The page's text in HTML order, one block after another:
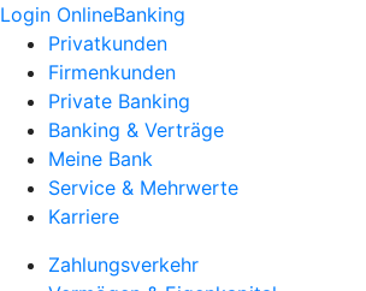
Login OnlineBanking
Privatkunden
Firmenkunden
Private Banking
Banking & Verträge
Meine Bank
Service & Mehrwerte
Karriere
Zahlungsverkehr